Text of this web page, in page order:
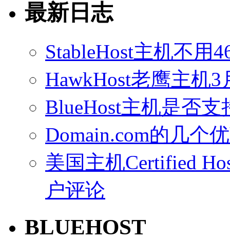
最新日志
StableHost主机不用
HawkHost老鹰主机
BlueHost主机是否
Domain.com的几个
美国主机Certified
户评论
BLUEHOST